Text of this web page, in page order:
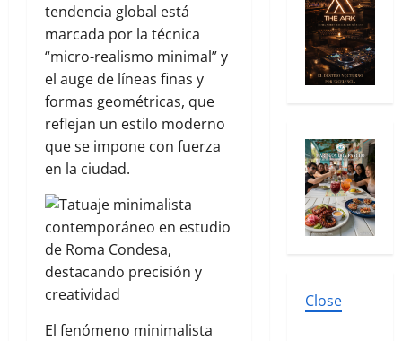
tendencia global está
marcada por la técnica
“micro-realismo minimal” y
el auge de líneas finas y
formas geométricas, que
reflejan un estilo moderno
que se impone con fuerza
en la ciudad.
El fenómeno minimalista
Close